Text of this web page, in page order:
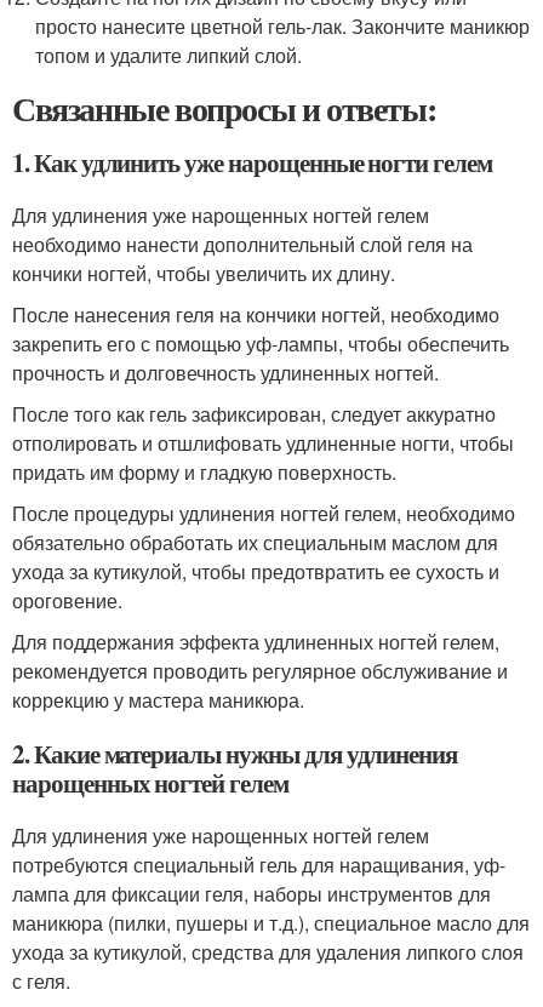
просто нанесите цветной гель-лак. Закончите маникюр
топом и удалите липкий слой.
Связанные вопросы и ответы:
1. Как удлинить уже нарощенные ногти гелем
Для удлинения уже нарощенных ногтей гелем
необходимо нанести дополнительный слой геля на
кончики ногтей, чтобы увеличить их длину.
После нанесения геля на кончики ногтей, необходимо
закрепить его с помощью уф-лампы, чтобы обеспечить
прочность и долговечность удлиненных ногтей.
После того как гель зафиксирован, следует аккуратно
отполировать и отшлифовать удлиненные ногти, чтобы
придать им форму и гладкую поверхность.
После процедуры удлинения ногтей гелем, необходимо
обязательно обработать их специальным маслом для
ухода за кутикулой, чтобы предотвратить ее сухость и
ороговение.
Для поддержания эффекта удлиненных ногтей гелем,
рекомендуется проводить регулярное обслуживание и
коррекцию у мастера маникюра.
2. Какие материалы нужны для удлинения
нарощенных ногтей гелем
Для удлинения уже нарощенных ногтей гелем
потребуются специальный гель для наращивания, уф-
лампа для фиксации геля, наборы инструментов для
маникюра (пилки, пушеры и т.д.), специальное масло для
ухода за кутикулой, средства для удаления липкого слоя
с геля.